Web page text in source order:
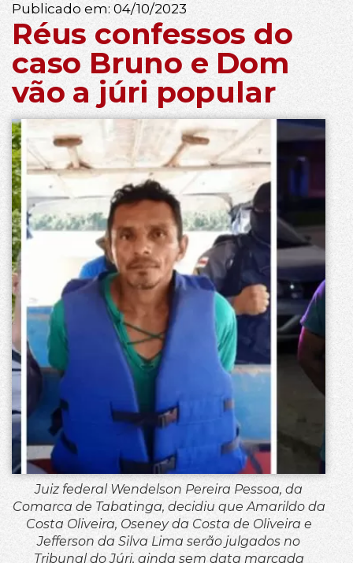
Publicado em: 04/10/2023
Réus confessos do
caso Bruno e Dom
vão a júri popular
Juiz federal Wendelson Pereira Pessoa, da
Comarca de Tabatinga, decidiu que Amarildo da
Costa Oliveira, Oseney da Costa de Oliveira e
Jefferson da Silva Lima serão julgados no
Tribunal do Júri, ainda sem data marcada